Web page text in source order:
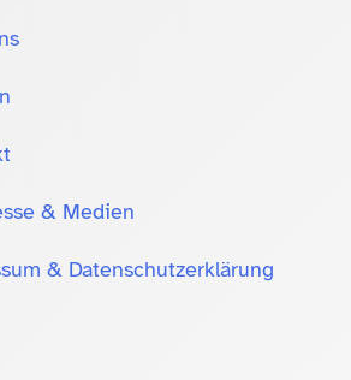
& Medien
& Datenschutzerklärung